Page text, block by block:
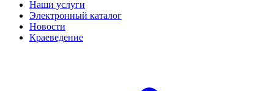
Наши услуги
Электронный каталог
Новости
Краеведение